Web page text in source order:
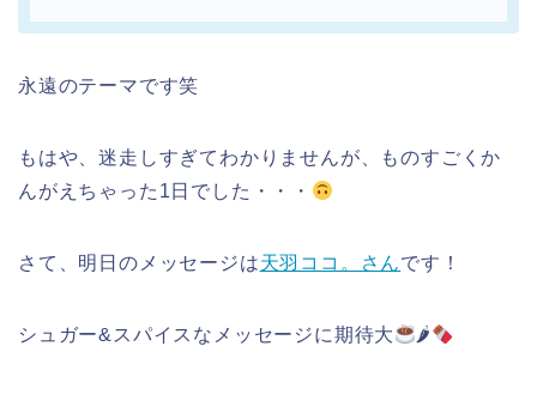
永遠のテーマです笑
もはや、迷走しすぎてわかりませんが、ものすごくか
んがえちゃった1日でした・・・
さて、明日のメッセージは天羽ココ。さんです！
シュガー&スパイスなメッセージに期待大 🌶